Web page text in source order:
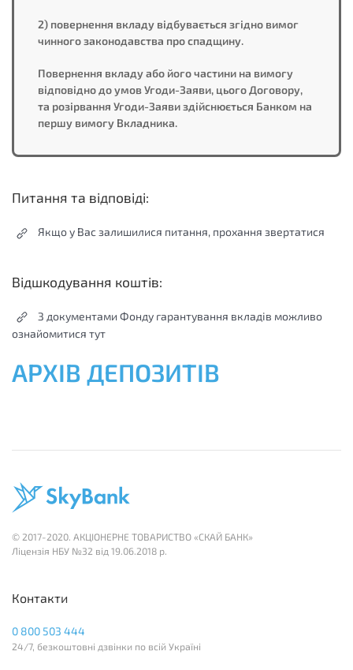
2) повернення вкладу відбувається згідно вимог
чинного законодавства про спадщину.
Повернення вкладу або його частини на вимогу
відповідно до умов Угоди-Заяви, цього Договору,
та розірвання Угоди-Заяви здійснюється Банком на
першу вимогу Вкладника.
Питання та відповіді:
Якщо у Вас залишилися питання, прохання звертатися
Відшкодування коштів:
З документами Фонду гарантування вкладів можливо
ознайомитися тут
АРХІВ ДЕПОЗИТІВ
© 2017-2020. АКЦІОНЕРНЕ ТОВАРИСТВО «СКАЙ БАНК»
Лiцензія НБУ №32 вiд 19.06.2018 р.
Контакти
0 800 503 444
24/7, безкоштовні дзвінки по всій Україні